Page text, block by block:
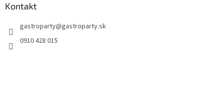
Kontakt
gastroparty@gastroparty.sk
0910 428 015